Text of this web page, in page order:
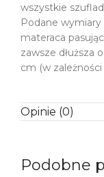
wszystkie
Podane
materaca
zawsze dłuższa
cm (w
Opinie (0)
Podobne